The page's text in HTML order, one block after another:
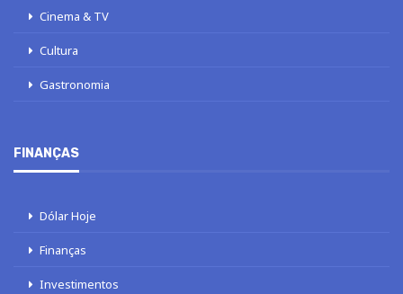
Cinema & TV
Cultura
Gastronomia
FINANÇAS
Dólar Hoje
Finanças
Investimentos